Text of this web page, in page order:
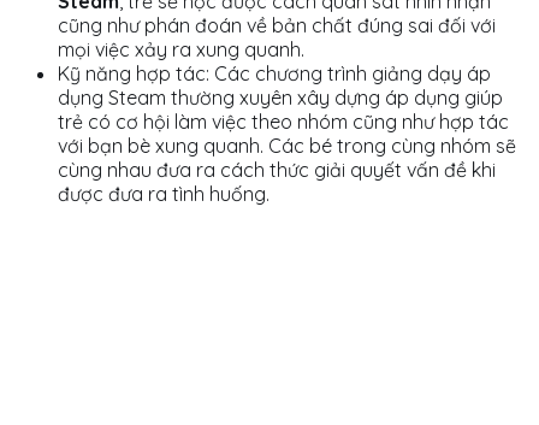
cũng như phán đoán về bản chất đúng sai đối với
mọi việc xảy ra xung quanh.
Kỹ năng hợp tác: Các chương trình giảng dạy áp
dụng Steam thường xuyên xây dựng áp dụng giúp
trẻ có cơ hội làm việc theo nhóm cũng như hợp tác
với bạn bè xung quanh. Các bé trong cùng nhóm sẽ
cùng nhau đưa ra cách thức giải quyết vấn đề khi
được đưa ra tình huống.